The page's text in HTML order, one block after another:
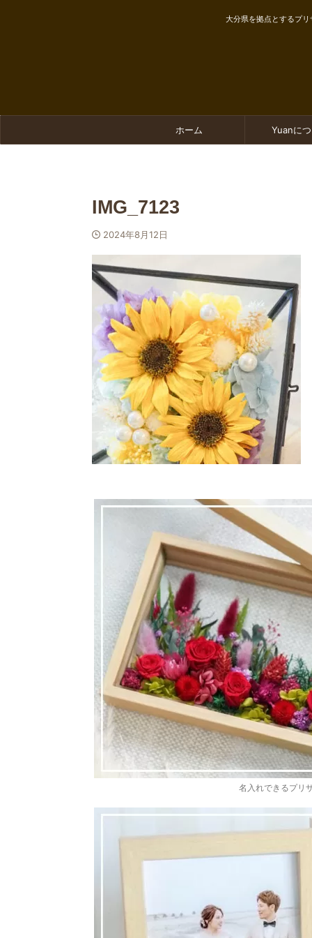
大分県を拠点とするプ
ホーム Yuanに
IMG_7123
2024年8月12日
名入れできるプリ